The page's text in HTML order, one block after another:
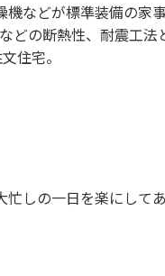
などが標準装備の家
どの断熱性、耐震工法
住宅。
しの一日を楽にして